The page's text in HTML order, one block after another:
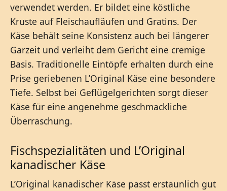
verwendet werden. Er bildet eine köstliche
Kruste auf Fleischaufläufen und Gratins. Der
Käse behält seine Konsistenz auch bei längerer
Garzeit und verleiht dem Gericht eine cremige
Basis. Traditionelle Eintöpfe erhalten durch eine
Prise geriebenen L’Original Käse eine besondere
Tiefe. Selbst bei Geflügelgerichten sorgt dieser
Käse für eine angenehme geschmackliche
Überraschung.
Fischspezialitäten und L’Original
kanadischer Käse
L’Original kanadischer Käse passt erstaunlich gut